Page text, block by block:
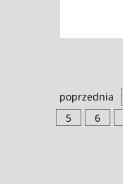
poprzednia
5
6